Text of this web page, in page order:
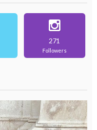
271
Followers